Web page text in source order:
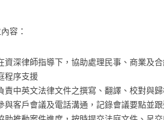
容：
資深律師指導下，協助處理民事、商業及
程序支援
責中英文法律文件之撰寫、翻譯、校對與
與客戶會議及電話溝通，記錄會議要點並